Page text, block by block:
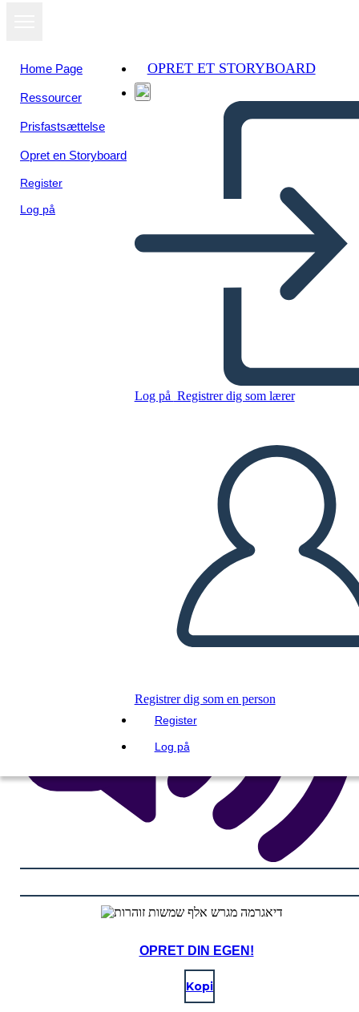
Home Page
Ressourcer
Prisfastsættelse
Opret en Storyboard
Register
Log på
OPRET ET STORYBOARD
Log på Registrer dig som lærer
Registrer dig som en person
Register
Log på
דיאגרמה מגרש אלף שמשות
Kopier dette storyboard
LAVE ET STORYBOARD
AFSPIL DIASSHOW
LÆS FOR MIG
OPRET DIN EGEN!
Kopi